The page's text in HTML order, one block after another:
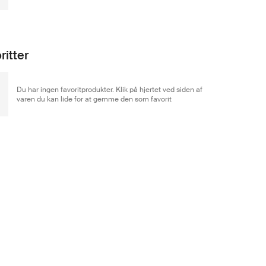
Du har ingen favoritprodukter. Klik på hjertet ved siden af
varen du kan lide for at gemme den som favorit